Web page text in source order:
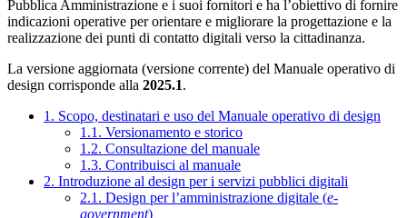
Pubblica Amministrazione e i suoi fornitori e ha l’obiettivo di fornire
indicazioni operative per orientare e migliorare la progettazione e la
realizzazione dei punti di contatto digitali verso la cittadinanza.
La versione aggiornata (versione corrente) del Manuale operativo di
design corrisponde alla 2025.1.
1. Scopo, destinatari e uso del Manuale operativo di design
1.1. Versionamento e storico
1.2. Consultazione del manuale
1.3. Contribuisci al manuale
2. Introduzione al design per i servizi pubblici digitali
2.1. Design per l’amministrazione digitale (e-
government)